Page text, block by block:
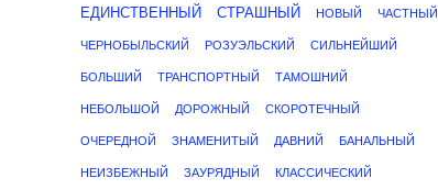
ЕДИНСТВЕННЫЙ
СТРАШНЫЙ НОВЫЙ ЧАСТНЫЙ
ЧЕРНОБЫЛЬСКИЙ РОЗУЭЛЬСКИЙ СИЛЬНЕЙШИЙ
БОЛЬШИЙ ТРАНСПОРТНЫЙ ТАМОШНИЙ
НЕБОЛЬШОЙ ДОРОЖНЫЙ СКОРОТЕЧНЫЙ
ОЧЕРЕДНОЙ ЗНАМЕНИТЫЙ ДАВНИЙ БАНАЛЬНЫЙ
НЕИЗБЕЖНЫЙ ЗАУРЯДНЫЙ КЛАССИЧЕСКИЙ